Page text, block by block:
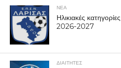
ΝΕΑ
Ηλικιακές
2026-2027
ΔΙΑΙΤΗΤΕΣ